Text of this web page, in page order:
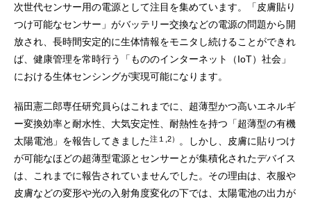
次世代センサー用の電源として注目を集めています。「皮膚貼り
つけ可能なセンサー」がバッテリー交換などの電源の問題から開
放され、長時間安定的に生体情報をモニタし続けることができれ
ば、健康管理を常時行う「もののインターネット（IoT）社会」
における生体センシングが実現可能になります。
福田憲二郎専任研究員らはこれまでに、超薄型かつ高いエネルギ
ー変換効率と耐水性、大気安定性、耐熱性を持つ「超薄型の有機
太陽電池」を報告してきました注１,2）
。しかし、皮膚に貼りつけ
が可能なほどの超薄型電源とセンサーとが集積化されたデバイス
は、これまでに報告されていませんでした。その理由は、衣服や
皮膚などの変形や光の入射角度変化の下では、太陽電池の出力が